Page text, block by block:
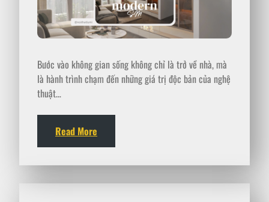
Bước vào không gian sống không chỉ là trở về nhà, mà
là hành trình chạm đến những giá trị độc bản của nghệ
thuật…
Read More